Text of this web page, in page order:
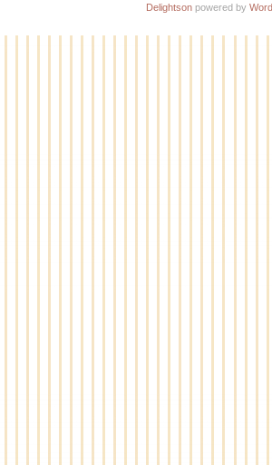
Delightson powered by